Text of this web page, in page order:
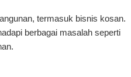
termasuk bisnis kosan.
berbagai masalah seperti